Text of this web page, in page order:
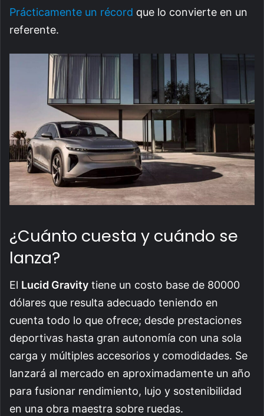
Prácticamente un récord que lo convierte en un
referente.
¿Cuánto cuesta y cuándo se
lanza?
El Lucid Gravity tiene un costo base de 80000
dólares que resulta adecuado teniendo en
cuenta todo lo que ofrece; desde prestaciones
deportivas hasta gran autonomía con una sola
carga y múltiples accesorios y comodidades. Se
lanzará al mercado en aproximadamente un año
para fusionar rendimiento, lujo y sostenibilidad
en una obra maestra sobre ruedas.